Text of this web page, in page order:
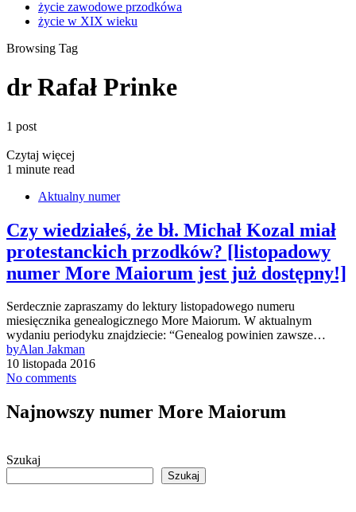
życie zawodowe przodkówa
życie w XIX wieku
Browsing Tag
dr Rafał Prinke
1 post
Czytaj więcej
1 minute read
Aktualny numer
Czy wiedziałeś, że bł. Michał Kozal miał
protestanckich przodków? [listopadowy
numer More Maiorum jest już dostępny!]
Serdecznie zapraszamy do lektury listopadowego numeru
miesięcznika genealogicznego More Maiorum. W aktualnym
wydaniu periodyku znajdziecie: “Genealog powinien zawsze…
byAlan Jakman
10 listopada 2016
No comments
Najnowszy numer More Maiorum
Szukaj
Szukaj